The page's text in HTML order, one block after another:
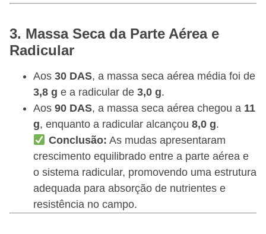
3. Massa Seca da Parte Aérea e
Radicular
Aos 30 DAS, a massa seca aérea média foi de
3,8 g e a radicular de 3,0 g.
Aos 90 DAS, a massa seca aérea chegou a 11
g, enquanto a radicular alcançou 8,0 g.
Conclusão: As mudas apresentaram
crescimento equilibrado entre a parte aérea e
o sistema radicular, promovendo uma estrutura
adequada para absorção de nutrientes e
resistência no campo.